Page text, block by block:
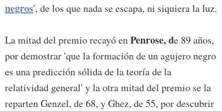
negros', de los que nada se escapa, ni siquiera la luz.
La mitad del premio recayó enPenrose, de 89 años,
por demostrar 'que la formación de un agujero negro
es una predicción sólida de la teoría de la
relatividad general' y la otra mitad del premio se la
reparten Genzel, de 68, y Ghez, de 55, por descubrir